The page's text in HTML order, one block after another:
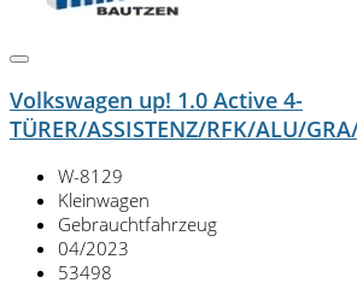
Volkswagen up! 1.0 Active 4-
TÜRER/ASSISTENZ/RFK/ALU/
W-8129
Kleinwagen
Gebrauchtfahrzeug
04/2023
53498